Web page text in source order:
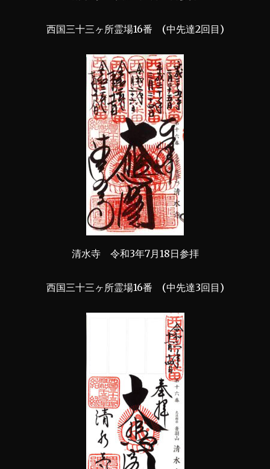
西国三十三ヶ所霊場16番 (中先達2回目)
清水寺 令和3年7月18日参拝
西国三十三ヶ所霊場16番 (中先達3回目)